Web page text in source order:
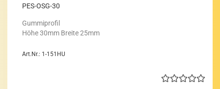
PES-​OSG-​30
Gum­mi­pro­fil
Höhe 30mm Brei­te 25mm
Art.Nr.: 1-151HU